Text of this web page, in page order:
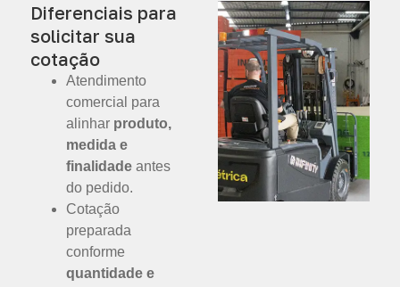
Diferenciais para
solicitar sua
cotação
Atendimento
comercial para
alinhar produto,
medida e
finalidade antes
do pedido.
Cotação
preparada
conforme
quantidade e